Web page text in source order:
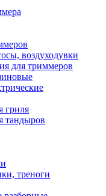
воздуходувки
для триммеров
гриля
тандыров
треноги